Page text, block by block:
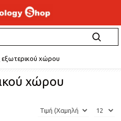
εξωτερικού χώρου
χώρου